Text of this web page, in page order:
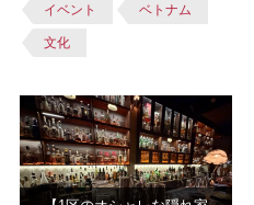
イベント ベトナム
文化